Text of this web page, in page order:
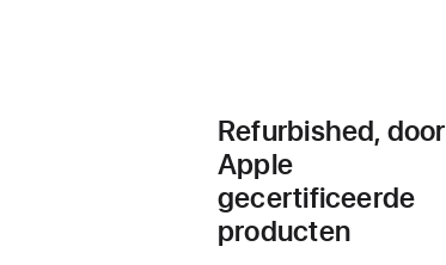
Refurbished, door
Apple
gecertificeerde
producten